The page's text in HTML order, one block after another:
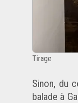
Tirage
Sinon, du
balade à